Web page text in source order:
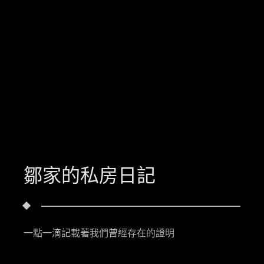
鄒家的私房日記
一點一滴記載著我們曾經存在的證明